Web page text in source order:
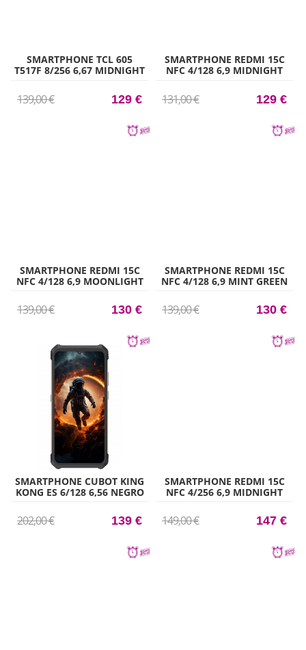
SMARTPHONE TCL 605
T517F 8/256 6,67 MIDNIGHT
139,00 € 129 €
SMARTPHONE REDMI 15C
NFC 4/128 6,9 MIDNIGHT
131,00 € 129 €
SMARTPHONE REDMI 15C
NFC 4/128 6,9 MOONLIGHT
139,00 € 130 €
SMARTPHONE REDMI 15C
NFC 4/128 6,9 MINT GREEN
139,00 € 130 €
SMARTPHONE CUBOT KING
KONG ES 6/128 6,56 NEGRO
202,00 € 139 €
SMARTPHONE REDMI 15C
NFC 4/256 6,9 MIDNIGHT
149,00 € 147 €